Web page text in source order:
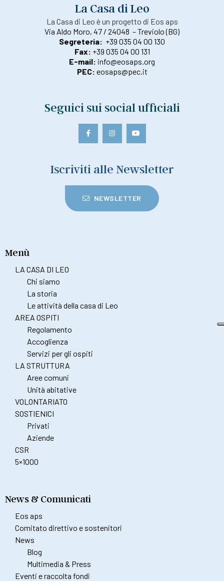
La Casa di Leo
La Casa di Leo è un progetto di Eos aps
Via Aldo Moro, 47 / 24048 – Treviolo (BG)
Segreteria: +39 035 04 00 130
Fax: +39 035 04 00 131
E-mail: info@eosaps.org
PEC: eosaps@pec.it
Seguici sui social ufficiali
Iscriviti alle Newsletter
NEWSLETTER
Menù
LA CASA DI LEO
Chi siamo
La storia
Le attività della casa di Leo
AREA OSPITI
Regolamento
Accoglienza
Servizi per gli ospiti
LA STRUTTURA
Aree comuni
Unità abitative
VOLONTARIATO
SOSTIENICI
Privati
Aziende
CSR
5×1000
News & Comunicati
Eos aps
Comitato direttivo e sostenitori
News
Blog
Multimedia & Press
Eventi e raccolta fondi